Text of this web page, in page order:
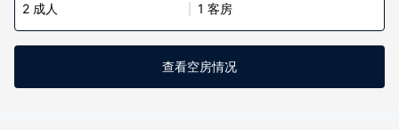
2 成人 1 客房
查看空房情况